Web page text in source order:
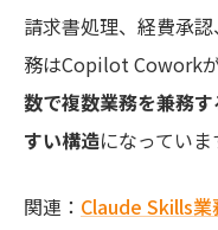
請求書処理、経費承
務はCopilot Coworkが
数で複数業務を兼務
すい構造になっていま
関連： Claude Skills